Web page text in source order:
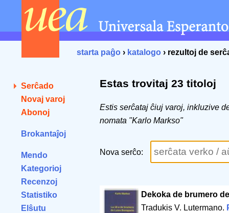
starta paĝo › katalogo › rezultoj de
Serĉado
Novaj varoj
Abonoj
Brokantaĵoj
Mendo
Kategorioj
Recenzoj
Statistiko
Elŝutu
Estas trovitaj 23 titoloj
Estis serĉataj ĉiuj varoj, inkluzive
nomata "Karlo Markso"
Nova serĉo:
Dekoka de brumero
Tradukis V. Lutermano.